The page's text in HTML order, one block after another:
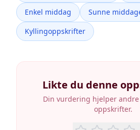
Enkel middag
Sunne
Kyllingoppskrifter
Likte du denne
Din vurdering hjelper
oppskrifter.